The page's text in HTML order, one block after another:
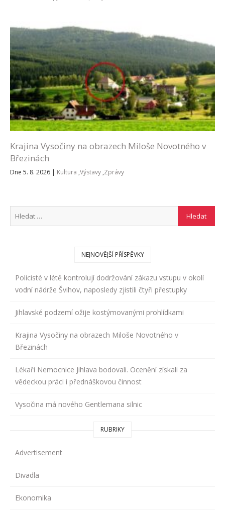
Krajina Vysočiny na obrazech Miloše Novotného v
Březinách
Dne 5. 8. 2026 | Kultura ,Výstavy ,Zprávy
NEJNOVĚJŠÍ PŘÍSPĚVKY
Policisté v létě kontrolují dodržování zákazu vstupu v okolí
vodní nádrže Švihov, naposledy zjistili čtyři přestupky
Jihlavské podzemí ožije kostýmovanými prohlídkami
Krajina Vysočiny na obrazech Miloše Novotného v
Březinách
Lékaři Nemocnice Jihlava bodovali. Ocenění získali za
vědeckou práci i přednáškovou činnost
Vysočina má nového Gentlemana silnic
RUBRIKY
Advertisement
Divadla
Ekonomika